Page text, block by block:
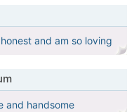
and am so loving
and handsome